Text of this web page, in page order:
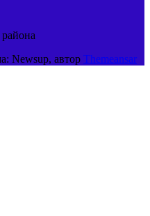
Newsup, автор Themeansar